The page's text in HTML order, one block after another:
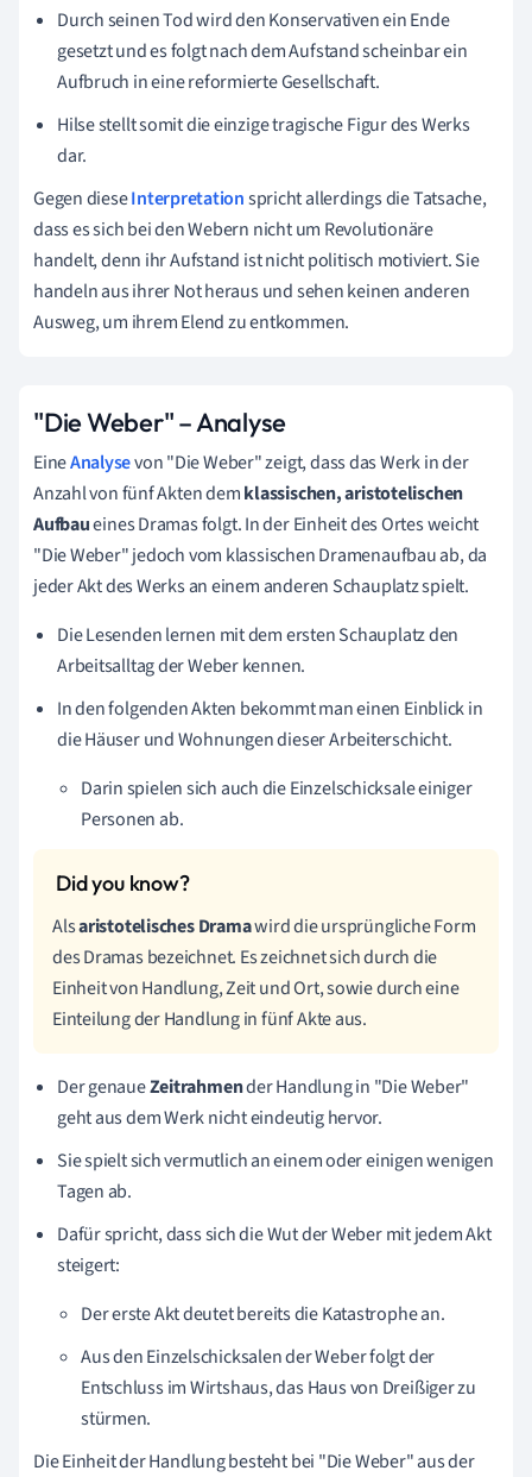
Durch seinen Tod wird den Konservativen ein Ende
gesetzt und es folgt nach dem Aufstand scheinbar ein
Aufbruch in eine reformierte Gesellschaft.
Hilse stellt somit die einzige tragische Figur des Werks
dar.
Gegen dieseInterpretationspricht allerdings die Tatsache,
dass es sich bei den Webern nicht um Revolutionäre
handelt, denn ihr Aufstand ist nicht politisch motiviert. Sie
handeln aus ihrer Not heraus und sehen keinen anderen
Ausweg, um ihrem Elend zu entkommen.
"Die Weber" – Analyse
EineAnalysevon "Die Weber" zeigt, dass das Werk in der
Anzahl von fünf Akten demklassischen, aristotelischen
Aufbaueines Dramas folgt. In der Einheit des Ortes weicht
"Die Weber" jedoch vom klassischen Dramenaufbau ab, da
jeder Akt des Werks an einem anderen Schauplatz spielt.
Die Lesenden lernen mit dem ersten Schauplatz den
Arbeitsalltag der Weber kennen.
In den folgenden Akten bekommt man einen Einblick in
die Häuser und Wohnungen dieser Arbeiterschicht.
Darin spielen sich auch die Einzelschicksale einiger
Personen ab.
Alsaristotelisches Dramawird die ursprüngliche Form
des Dramas bezeichnet. Es zeichnet sich durch die
Einheit von Handlung, Zeit und Ort, sowie durch eine
Einteilung der Handlung in fünf Akte aus.
Der genaueZeitrahmender Handlung in "Die Weber"
geht aus dem Werk nicht eindeutig hervor.
Siespielt sich vermutlich an einem oder einigen wenigen
Tagen ab.
Dafür spricht, dass sich die Wutder Weber mit jedem Akt
steigert:
Der erste Akt deutet bereits die Katastrophe an.
Aus den Einzelschicksalen der Weber folgt der
Entschluss im Wirtshaus, das Haus von Dreißiger zu
stürmen.
Die Einheit der Handlung besteht bei "Die Weber" aus der